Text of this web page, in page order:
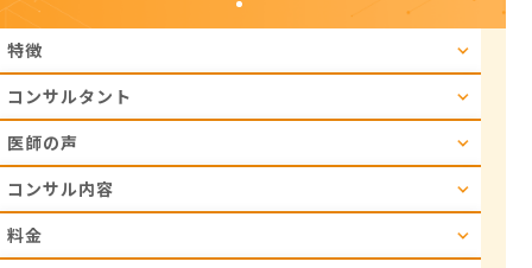
特徴
コンサルタント
医師の声
コンサル内容
料金